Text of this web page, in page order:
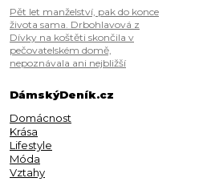
Pět let manželství, pak do konce
života sama. Drbohlavová z
Dívky na koštěti skončila v
pečovatelském domě,
nepoznávala ani nejbližší
DámskýDeník.cz
Domácnost
Krása
Lifestyle
Móda
Vztahy